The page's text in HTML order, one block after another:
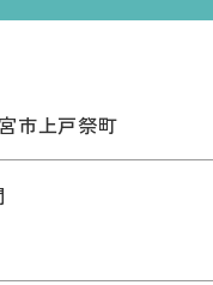
市上戸祭町